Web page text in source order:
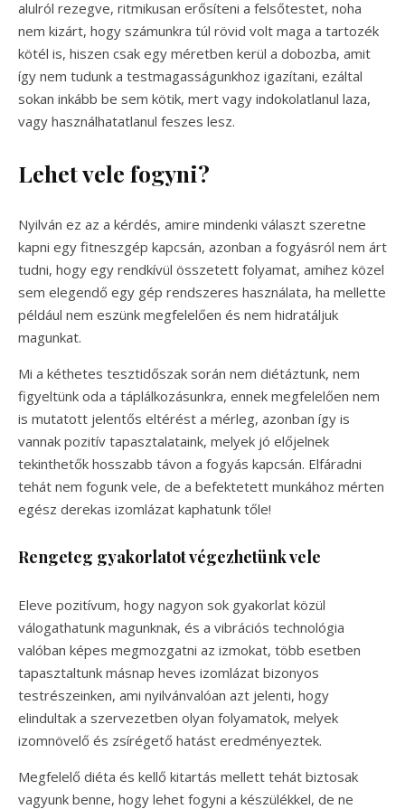
alulról rezegve, ritmikusan erősíteni a felsőtestet, noha
nem kizárt, hogy számunkra túl rövid volt maga a tartozék
kötél is, hiszen csak egy méretben kerül a dobozba, amit
így nem tudunk a testmagasságunkhoz igazítani, ezáltal
sokan inkább be sem kötik, mert vagy indokolatlanul laza,
vagy használhatatlanul feszes lesz.
Lehet vele fogyni?
Nyilván ez az a kérdés, amire mindenki választ szeretne
kapni egy fitneszgép kapcsán, azonban a fogyásról nem árt
tudni, hogy egy rendkívül összetett folyamat, amihez közel
sem elegendő egy gép rendszeres használata, ha mellette
például nem eszünk megfelelően és nem hidratáljuk
magunkat.
Mi a kéthetes tesztidőszak során nem diétáztunk, nem
figyeltünk oda a táplálkozásunkra, ennek megfelelően nem
is mutatott jelentős eltérést a mérleg, azonban így is
vannak pozitív tapasztalataink, melyek jó előjelnek
tekinthetők hosszabb távon a fogyás kapcsán. Elfáradni
tehát nem fogunk vele, de a befektetett munkához mérten
egész derekas izomlázat kaphatunk tőle!
Rengeteg gyakorlatot végezhetünk vele
Eleve pozitívum, hogy nagyon sok gyakorlat közül
válogathatunk magunknak, és a vibrációs technológia
valóban képes megmozgatni az izmokat, több esetben
tapasztaltunk másnap heves izomlázat bizonyos
testrészeinken, ami nyilvánvalóan azt jelenti, hogy
elindultak a szervezetben olyan folyamatok, melyek
izomnövelő és zsírégető hatást eredményeztek.
Megfelelő diéta és kellő kitartás mellett tehát biztosak
vagyunk benne, hogy lehet fogyni a készülékkel, de ne